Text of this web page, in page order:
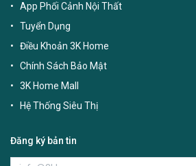
App Phối Cảnh Nội Thất
Tuyển Dụng
Điều Khoản 3K Home
Chính Sách Bảo Mật
3K Home Mall
Hệ Thống Siêu Thị
Đăng ký bản tin